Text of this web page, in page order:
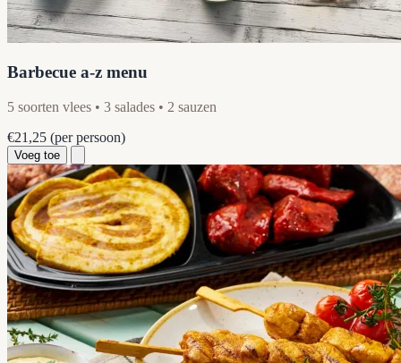
Barbecue a-z menu
5 soorten vlees • 3 salades • 2 sauzen
€21,25 (per persoon)
Voeg toe